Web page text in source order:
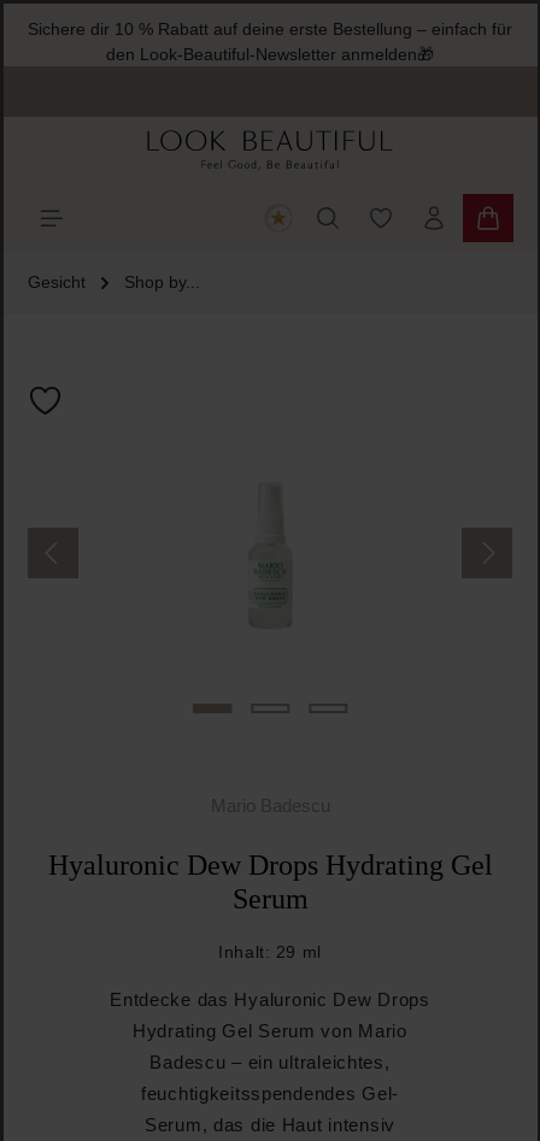
springen
Sichere dir 10 % Rabatt auf deine erste Bestellung – einfach für
den Look-Beautiful-Newsletter anmelden🎁
Du hast 0
Gesicht Shop by...
Mario Badescu
Hyaluronic Dew Drops Hydrating Gel
Serum
Inhalt: 29 ml
Entdecke das Hyaluronic Dew Drops
Hydrating Gel Serum von Mario
Badescu – ein ultraleichtes,
feuchtigkeitsspendendes Gel-
Serum, das die Haut intensiv